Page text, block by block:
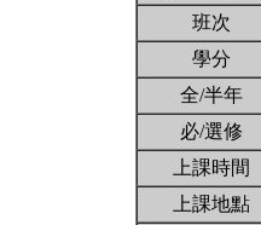
班次
學分
全/半年
必/選修
上課時間
上課地點